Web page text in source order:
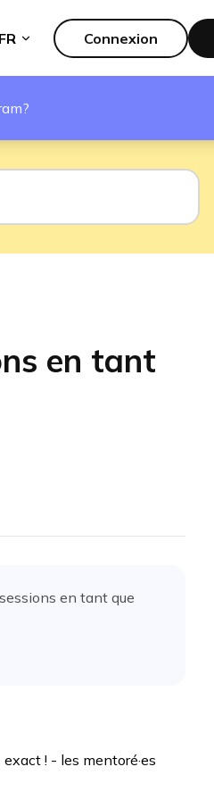
Connexion
en tant
en tant que
! - les mentoré·es